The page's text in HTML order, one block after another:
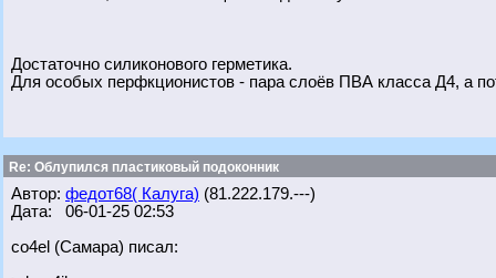
Достаточно силиконового герметика.
Для особых перфкционистов - пара слоёв ПВА класса Д4, а
Re: Облупился пластиковый подоконник
Автор: федот68( Калуга) (81.222.179.---)
Дата: 06-01-25 02:53
co4el (Самара) писал: